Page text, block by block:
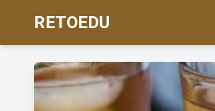
RETOEDU